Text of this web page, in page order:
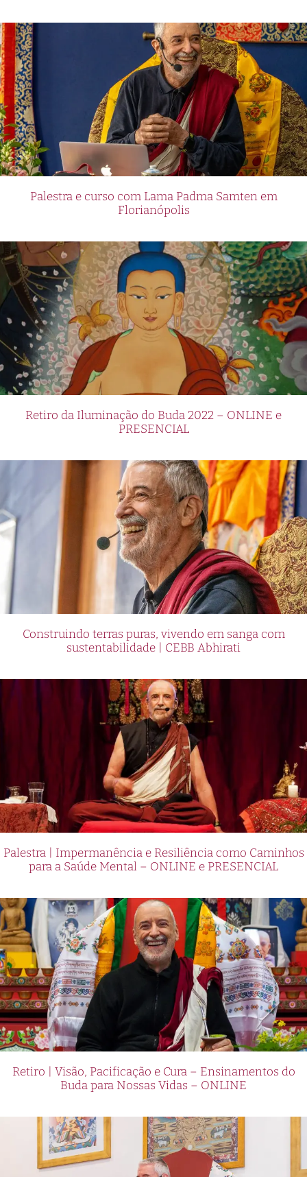
Palestra e curso com Lama Padma Samten em
Florianópolis
Retiro da Iluminação do Buda 2022 – ONLINE e
PRESENCIAL
Construindo terras puras, vivendo em sanga com
sustentabilidade | CEBB Abhirati
Palestra | Impermanência e Resiliência como Caminhos
para a Saúde Mental – ONLINE e PRESENCIAL
Retiro | Visão, Pacificação e Cura – Ensinamentos do
Buda para Nossas Vidas – ONLINE